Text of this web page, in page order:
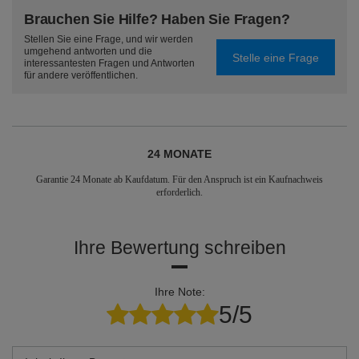
Brauchen Sie Hilfe? Haben Sie Fragen?
Stellen Sie eine Frage, und wir werden
umgehend antworten und die
interessantesten Fragen und Antworten
für andere veröffentlichen.
Stelle eine Frage
24 MONATE
Garantie 24 Monate ab Kaufdatum. Für den Anspruch ist ein Kaufnachweis
erforderlich.
Ihre Bewertung schreiben
Ihre Note:
5/5